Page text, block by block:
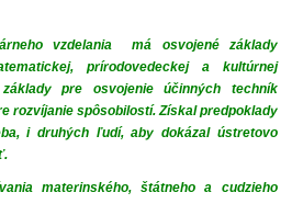
vzdelania má osvojené základy
prírodovedeckej a kultúrnej
pre osvojenie účinných techník
rozvíjanie spôsobilostí. Získal predpoklady
i druhých ľudí, aby dokázal ústretovo
materinského, štátneho a cudzieho